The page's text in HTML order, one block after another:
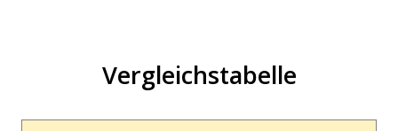
Vergleichstabelle